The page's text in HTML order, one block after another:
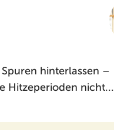
hinterlassen –
Hitzeperioden nicht...